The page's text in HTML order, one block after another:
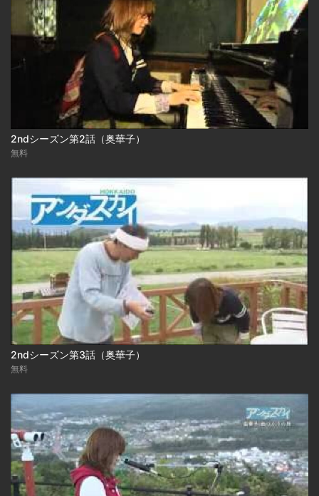
2ndシーズン第2話（奥華子）
無料
2ndシーズン第3話（奥華子）
無料